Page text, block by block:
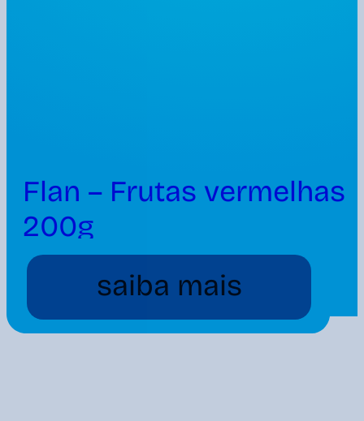
Flan – Frutas vermelhas
200g
saiba mais